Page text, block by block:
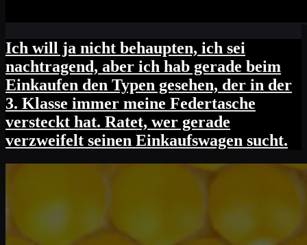
Ich will ja nicht behaupten, ich sei
nachtragend, aber ich hab gerade beim
Einkaufen den Typen gesehen, der in der
3. Klasse immer meine Federtasche
versteckt hat. Ratet, wer gerade
verzweifelt seinen Einkaufswagen sucht.